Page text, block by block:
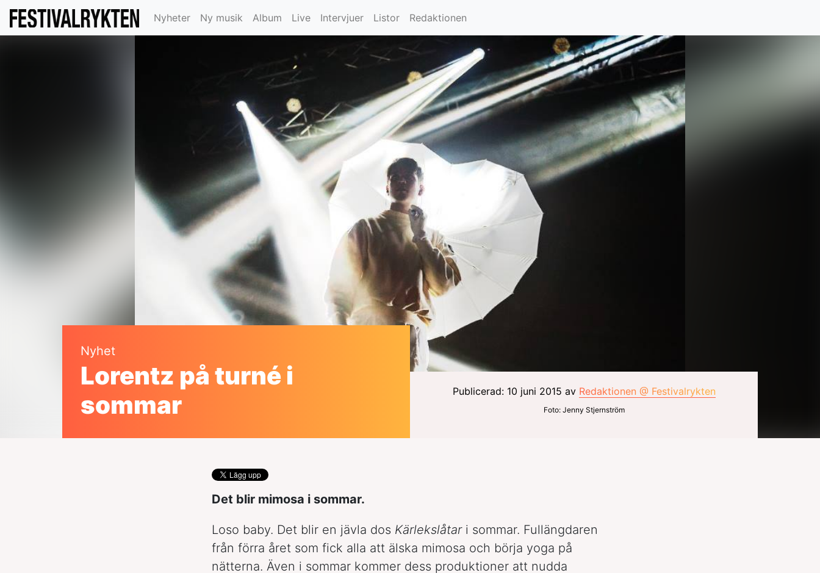
Nyheter Ny musik Album Live Intervjuer Listor Redaktionen
Nyhet
Lorentz på turné i
sommar
Publicerad: 10 juni 2015 av Redaktionen @ Festivalrykten
Foto: Jenny Stjernström
Det blir mimosa i sommar.
Loso baby. Det blir en jävla dos Kärlekslåtari sommar. Fullängdaren
från förra året som fick alla att älska mimosa och börja yoga på
nätterna. Även i sommar kommer dess produktioner att nudda